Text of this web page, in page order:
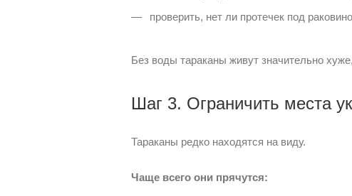
проверить, нет ли протечек под
Без воды тараканы живут значительно
Шаг 3. Ограничить места
Тараканы редко находятся на виду.
Чаще всего они прячутся: